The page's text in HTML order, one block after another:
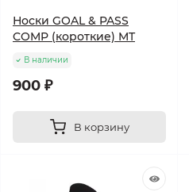
Носки GOAL & PASS
COMP (короткие) MT
В наличии
900 ₽
В корзину